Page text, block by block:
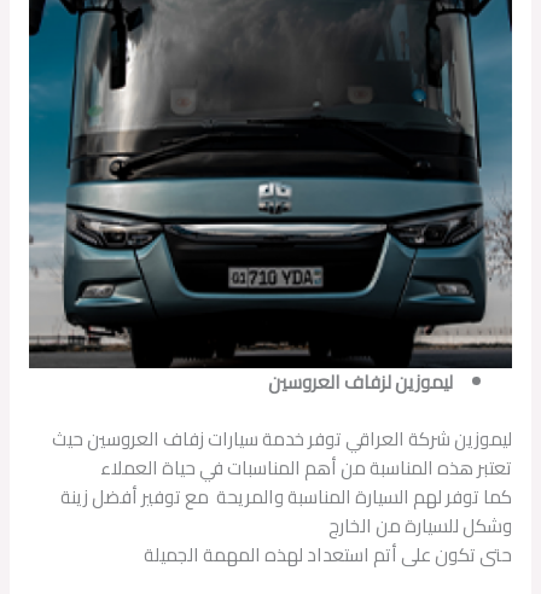
ليموزين لزفاف العروسين
ليموزين شركة العراقي توفر خدمة سيارات زفاف العروسين حيث
تعتبر هذه المناسبة من أهم المناسبات في حياة العملاء
كما توفر لهم السيارة المناسبة والمريحة مع توفير أفضل زينة
وشكل للسيارة من الخارج
حتى تكون على أتم استعداد لهذه المهمة الجميلة